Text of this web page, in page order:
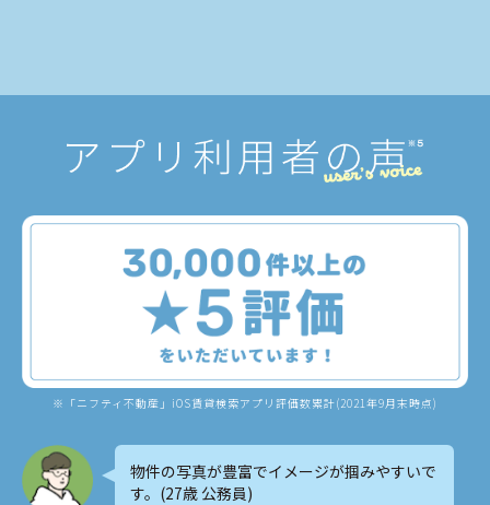
※「ニフティ不動産」iOS賃貸検索アプリ評価数累計(2021年9月末時点)
物件の写真が豊富でイメージが掴みやすいで
す。(27歳 公務員)